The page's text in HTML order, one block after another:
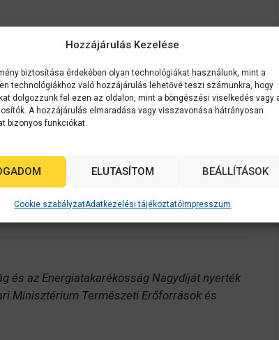
Hozzájárulás Kezelése
biztosítása érdekében olyan technológiákat használunk, mint a
technológiákhoz való hozzájárulás lehetővé teszi számunkra, hogy
dolgozzunk fel ezen az oldalon, mint a böngészési viselkedés vagy
A hozzájárulás elmaradása vagy visszavonása hátrányosan
bizonyos funkciókat.
ELUTASÍTOM BEÁLLÍTÁSOK
Cookie szabályzatAdatkezelési tájékoztatóImpresszum
lenni a jövőnek (és a jelennek),
olyanöko-teljesítménytnyújtanak,
képviselnek.
csökkentheti nyomtatási
természeti erőforrásokat.
kellékanyagra van szükség, akár 99
és az Energiatakarékosság Nagydíját nyerték
Minisztérium Természeti Erőforrások és